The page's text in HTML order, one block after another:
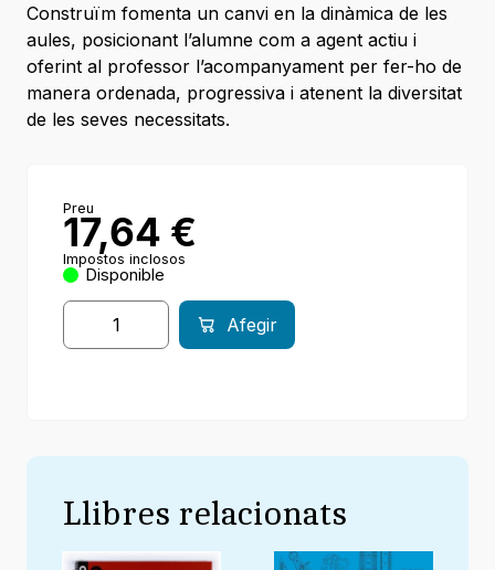
Construïm fomenta un canvi en la dinàmica de les
aules, posicionant l’alumne com a agent actiu i
oferint al professor l’acompanyament per fer-ho de
manera ordenada, progressiva i atenent la diversitat
de les seves necessitats.
Preu
17,64 €
Impostos inclosos
Disponible
Afegir
Llibres relacionats